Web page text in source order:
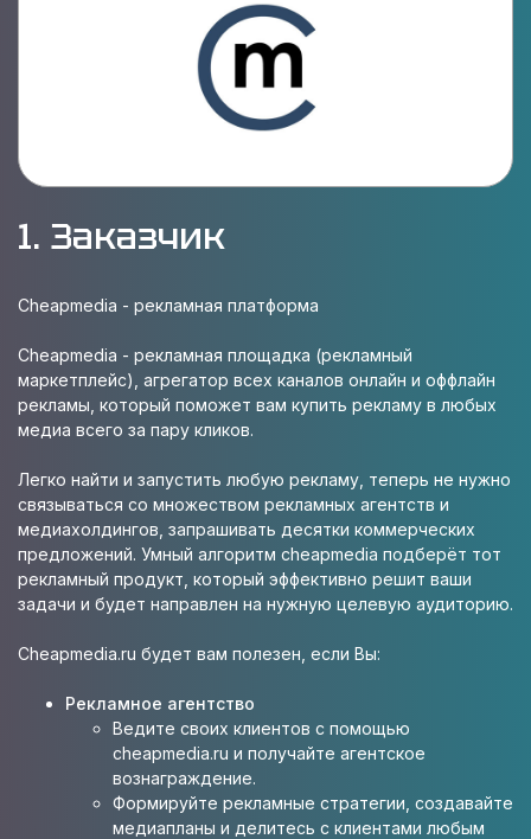
1. Заказчик
Cheapmedia - рекламная платформа
Cheapmedia - рекламная площадка (рекламный
маркетплейс), агрегатор всех каналов онлайн и оффлайн
рекламы, который поможет вам купить рекламу в любых
медиа всего за пару кликов.
Легко найти и запустить любую рекламу, теперь не нужно
связываться со множеством рекламных агентств и
медиахолдингов, запрашивать десятки коммерческих
предложений. Умный алгоритм cheapmedia подберёт тот
рекламный продукт, который эффективно решит ваши
задачи и будет направлен на нужную целевую аудиторию.
Cheapmedia.ru будет вам полезен, если Вы:
Рекламное агентство
Ведите своих клиентов с помощью
cheapmedia.ru и получайте агентское
вознаграждение.
Формируйте рекламные стратегии, создавайте
медиапланы и делитесь с клиентами любым